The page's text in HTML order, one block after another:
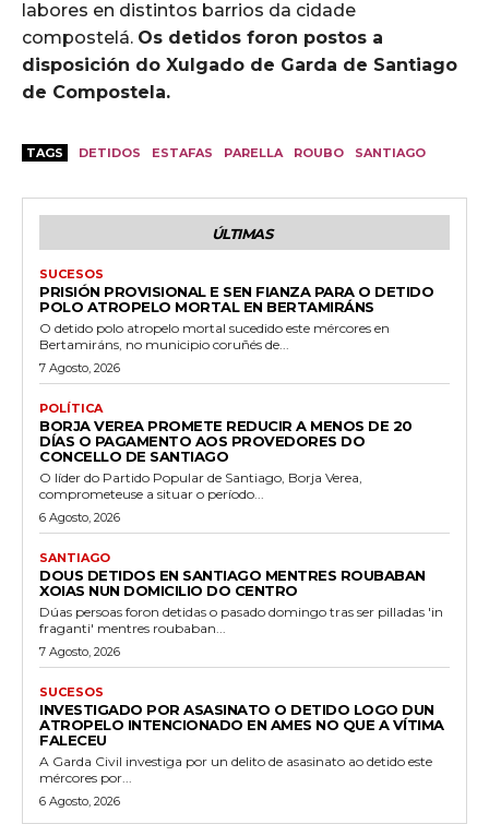
labores en distintos barrios da cidade
compostelá. Os detidos foron postos a
disposición do Xulgado de Garda de Santiago
de Compostela.
TAGS DETIDOS ESTAFAS PARELLA ROUBO SANTIAGO
ÚLTIMAS
SUCESOS
PRISIÓN PROVISIONAL E SEN FIANZA PARA O DETIDO
POLO ATROPELO MORTAL EN BERTAMIRÁNS
O detido polo atropelo mortal sucedido este mércores en
Bertamiráns, no municipio coruñés de...
7 Agosto, 2026
POLÍTICA
BORJA VEREA PROMETE REDUCIR A MENOS DE 20
DÍAS O PAGAMENTO AOS PROVEDORES DO
CONCELLO DE SANTIAGO
O líder do Partido Popular de Santiago, Borja Verea,
comprometeuse a situar o período...
6 Agosto, 2026
SANTIAGO
DOUS DETIDOS EN SANTIAGO MENTRES ROUBABAN
XOIAS NUN DOMICILIO DO CENTRO
Dúas persoas foron detidas o pasado domingo tras ser pilladas 'in
fraganti' mentres roubaban...
7 Agosto, 2026
SUCESOS
INVESTIGADO POR ASASINATO O DETIDO LOGO DUN
ATROPELO INTENCIONADO EN AMES NO QUE A VÍTIMA
FALECEU
A Garda Civil investiga por un delito de asasinato ao detido este
mércores por...
6 Agosto, 2026